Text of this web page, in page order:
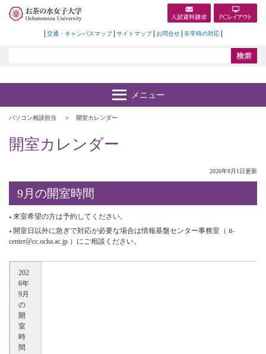
交通・キャンパスマップ サイトマップ お問合せ 非常時の対応
パソコン相談担当 開室カレンダー
開室カレンダー
2026年8月1日更新
9月の開室時間
来室希望の方は予約してください。
開室日以外に急ぎで対応が必要な場合は情報基盤センター事務室（ it-
center@cc.ocha.ac.jp ）にご相談ください。
202
6年
9月
の
開
室
時
間